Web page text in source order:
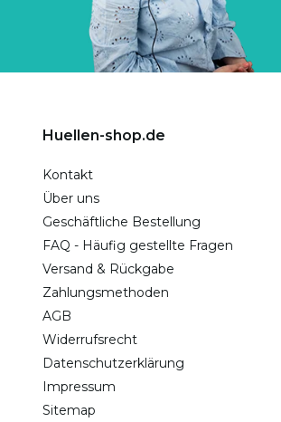
Huellen-shop.de
Kontakt
Über uns
Geschäftliche Bestellung
FAQ - Häufig gestellte Fragen
Versand & Rückgabe
Zahlungsmethoden
AGB
Widerrufsrecht
Datenschutzerklärung
Impressum
Sitemap